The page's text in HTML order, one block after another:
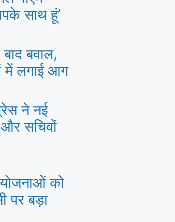
साथ हूं’
बवाल,
में लगाई आग
ने नई
और सचिवों
को
पर बड़ा